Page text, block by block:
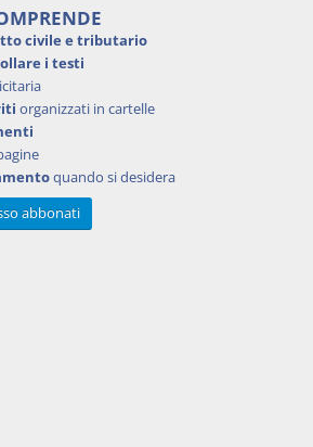
civile e tributario
i testi
organizzati in cartelle
quando si desidera
abbonati